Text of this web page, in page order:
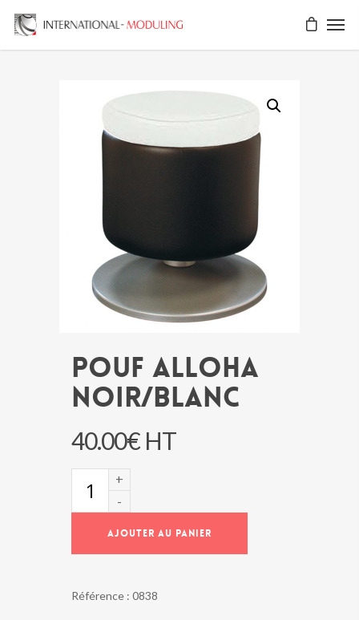
POUF ALLOHA
NOIR/BLANC
40.00€ HT
NOIR/BLANCAJOUTER AU PANIER
Référence : 0838